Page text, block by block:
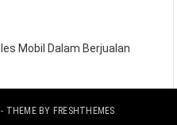
Mobil Dalam Berjualan
- THEME BY FRESHTHEMES